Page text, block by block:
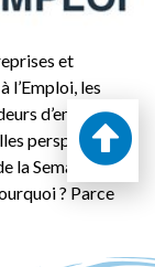
et
l’Emploi, les
d’emploi, Et
perspectives
la Semaine
? Parce